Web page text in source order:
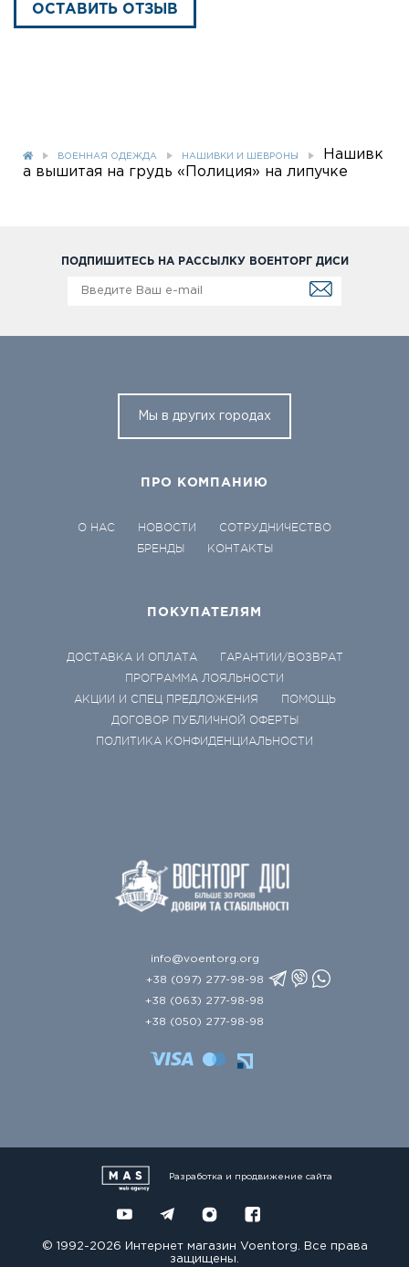
ОСТАВИТЬ ОТЗЫВ
ВОЕННАЯ ОДЕЖДА НАШИВКИ И ШЕВРОНЫ
Нашивк
а вышитая на грудь «Полиция» на липучке
ПОДПИШИТЕСЬ НА РАССЫЛКУ ВОЕНТОРГ ДИСИ
Мы в других городах
ПРО КОМПАНИЮ
О НАС НОВОСТИ
СОТРУДНИЧЕСТВО
БРЕНДЫ
КОНТАКТЫ
ПОКУПАТЕЛЯМ
ДОСТАВКА И ОПЛАТА
ГАРАНТИИ/ВОЗВРАТ
ПРОГРАММА ЛОЯЛЬНОСТИ
АКЦИИ И СПЕЦ ПРЕДЛОЖЕНИЯ
ПОМОЩЬ
ДОГОВОР ПУБЛИЧНОЙ ОФЕРТЫ
ПОЛИТИКА КОНФИДЕНЦИАЛЬНОСТИ
info@voentorg.org
+38 (097) 277-98-98
+38 (063) 277-98-98
+38 (050) 277-98-98
© 1992-2026 Интернет магазин Voentorg. Все права
защищены.
Разработка и продвижение сайта